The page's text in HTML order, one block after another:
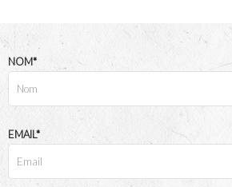
NOM*
EMAIL*